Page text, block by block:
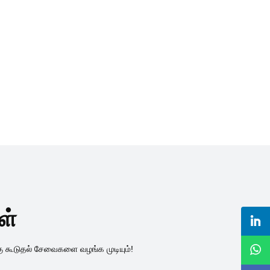
சேவைகளை வழங்க முடியும்!